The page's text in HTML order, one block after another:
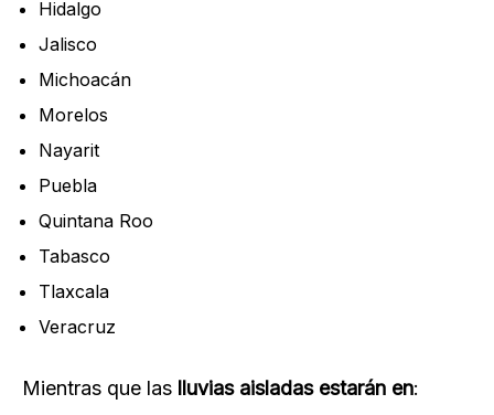
Hidalgo
Jalisco
Michoacán
Morelos
Nayarit
Puebla
Quintana Roo
Tabasco
Tlaxcala
Veracruz
Mientras que las lluvias aisladas estarán en: